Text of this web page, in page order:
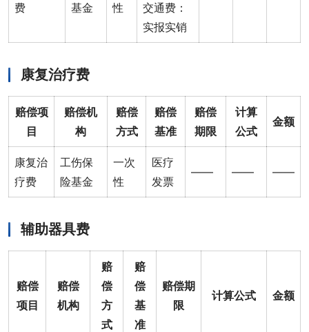
费
基金
性
交通费：
实报实销
康复治疗费
赔偿项
目
赔偿机
构
赔偿
方式
赔偿
基准
赔偿
期限
计算
公式
金额
康复治
疗费
工伤保
险基金
一次
性
医疗
发票
—— —— ——
辅助器具费
赔偿
项目
赔偿
机构
赔
偿
方
式
赔
偿
基
准
赔偿期
限
计算公式 金额